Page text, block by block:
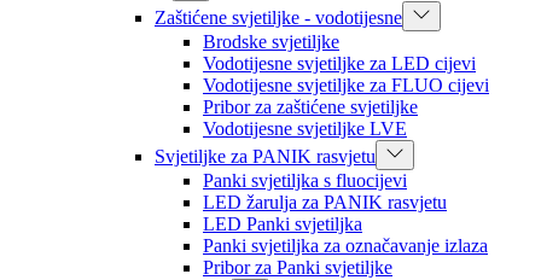
Zaštićene svjetiljke - vodotijesne
Brodske svjetiljke
Vodotijesne svjetiljke za LED cijevi
Vodotijesne svjetiljke za FLUO cijevi
Pribor za zaštićene svjetiljke
Vodotijesne svjetiljke LVE
Svjetiljke za PANIK rasvjetu
Panki svjetiljka s fluocijevi
LED žarulja za PANIK rasvjetu
LED Panki svjetiljka
Panki svjetiljka za označavanje izlaza
Pribor za Panki svjetiljke